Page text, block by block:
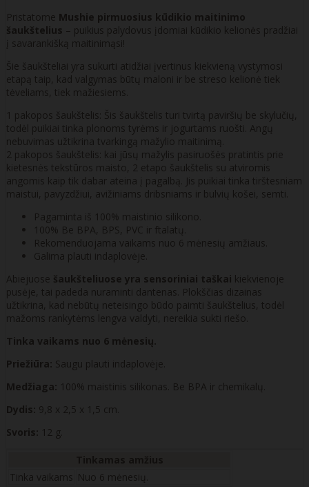
Pristatome Mushie pirmuosius kūdikio maitinimo
šaukštelius – puikius palydovus įdomiai kūdikio kelionės pradžiai
į savarankišką maitinimąsi!
Šie šaukšteliai yra sukurti atidžiai įvertinus kiekvieną vystymosi
etapą taip, kad valgymas būtų maloni ir be streso kelionė tiek
tėveliams, tiek mažiesiems.
1 pakopos šaukštelis: Šis šaukštelis turi tvirtą paviršių be skylučių,
todėl puikiai tinka plonoms tyrėms ir jogurtams ruošti. Angų
nebuvimas užtikrina tvarkingą mažylio maitinimą.
2 pakopos šaukštelis: kai jūsų mažylis pasiruošės pratintis prie
kietesnės tekstūros maisto, 2 etapo šaukštelis su atviromis
angomis kaip tik dabar ateina į pagalbą. Jis puikiai tinka tirštesniam
maistui, pavyzdžiui, avižiniams dribsniams ir bulvių košei, semti.
Pagaminta iš 100% maistinio silikono.
100% Be BPA, BPS, PVC ir ftalatų.
Rekomenduojama vaikams nuo 6 mėnesių amžiaus.
Galima plauti indaplovėje.
Abiejuose šaukšteliuose yra sensoriniai taškai kiekvienoje
pusėje, tai padeda nuraminti dantenas. Plokščias dizainas
užtikrina, kad nebūtų neteisingo būdo paimti šaukštelius, todėl
mažoms rankytėms lengva valdyti, nereikia sukti riešo.
Tinka vaikams nuo 6 mėnesių.
Priežiūra: Saugu plauti indaplovėje.
Medžiaga: 100% maistinis silikonas. Be BPA ir chemikalų.
Dydis: 9,8 x 2,5 x 1,5 cm.
Svoris: 12 g.
Tinka vaikams Nuo 6 mėnesių.